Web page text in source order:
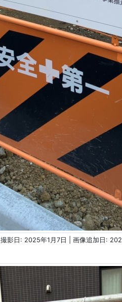
撮影日: 2025年1月7日 | 画像追加日: